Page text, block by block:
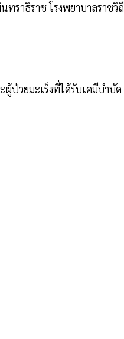
ราธิราช โรงพยาบาลราชวิถี
ผู้ป่วยมะเร็งที่ได้รับเคมีบำบัด